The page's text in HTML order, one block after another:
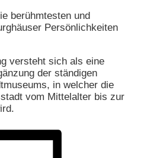
berühmtesten und
Persönlichkeiten
versteht sich als eine
der ständigen
in welcher die
vom Mittelalter bis zur